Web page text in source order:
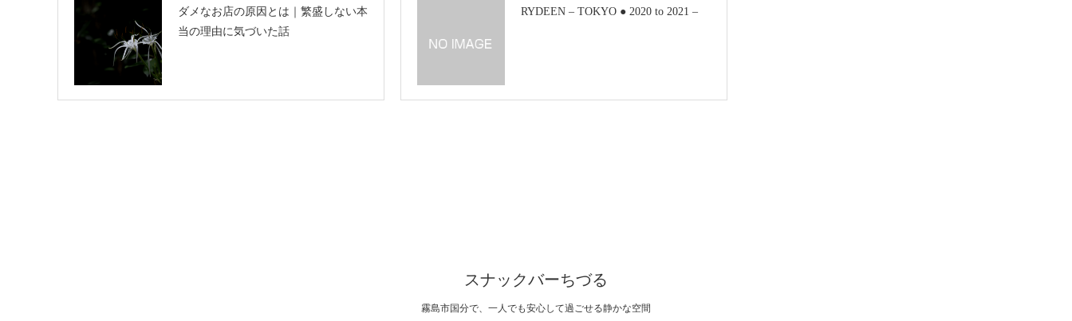
ダメなお店の原因とは｜繁盛しない本
当の理由に気づいた話
RYDEEN – TOKYO ● 2020 to 2021 –
スナックバーちづる
霧島市国分で、一人でも安心して過ごせる静かな空間